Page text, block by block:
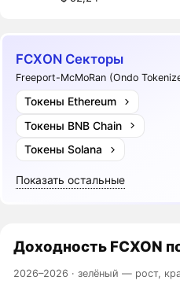
FCXON Секторы
Freeport-McMoRan (Ondo
Токены Ethereum
Токены BNB Chain
Токены Solana
Показать остальные
Доходность FCXON
2026–2026 ·зелёный — рост,